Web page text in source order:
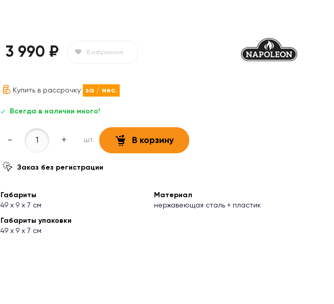
3 990 ₽ В избранное
Купить в рассрочку за / мес.
Всегда в наличии много!
- + шт. В корзину
Заказ без регистрации
Габариты
49 х 9 х 7 см
Материал
нержавеющая сталь + пластик
Габариты упаковки
49 х 9 х 7 см